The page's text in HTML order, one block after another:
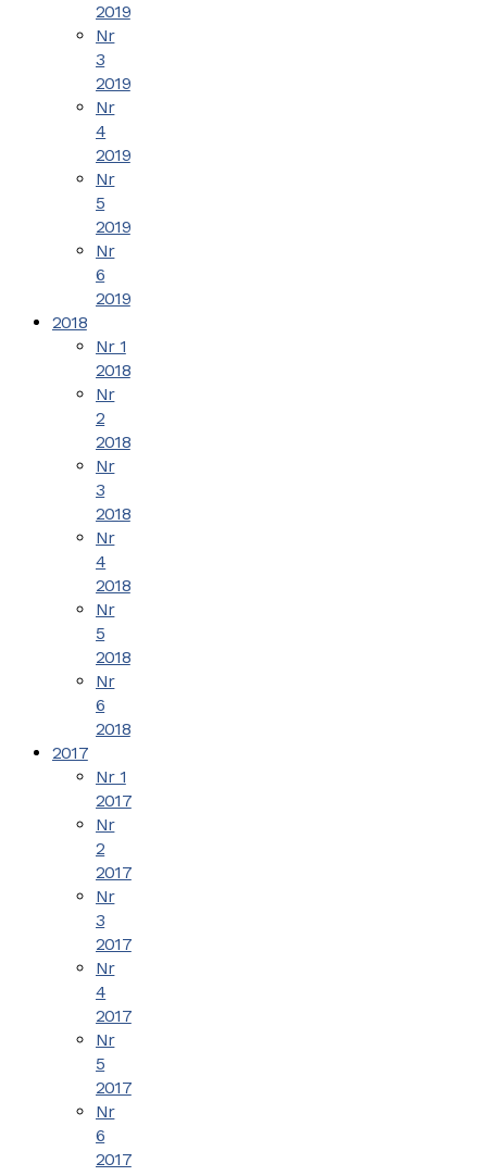
2019
Nr
3
2019
Nr
4
2019
Nr
5
2019
Nr
6
2019
2018
Nr 1
2018
Nr
2
2018
Nr
3
2018
Nr
4
2018
Nr
5
2018
Nr
6
2018
2017
Nr 1
2017
Nr
2
2017
Nr
3
2017
Nr
4
2017
Nr
5
2017
Nr
6
2017